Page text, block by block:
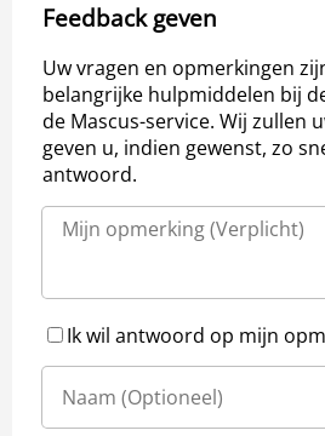
Feedback geven
Uw vragen en opmerkingen
belangrijke hulpmiddelen bij
de Mascus-service. Wij zullen
geven u, indien gewenst, zo
antwoord.
Ik wil antwoord op mijn